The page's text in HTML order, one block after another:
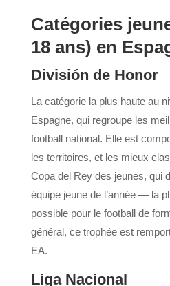
Catégories
18 ans) en
División de Honor
La catégorie la plus haute au
Espagne, qui regroupe les
football national. Elle est
les territoires, et les mieux
Copa del Rey des jeunes, qui
équipe jeune de l’année — la
possible pour le football de
général, ce trophée est
EA.
Liga Nacional